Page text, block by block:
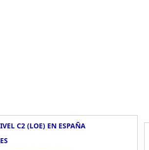
C2 (LOE) EN ESPAÑA